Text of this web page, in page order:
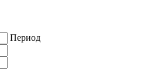
Период